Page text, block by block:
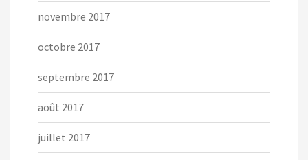
novembre 2017
octobre 2017
septembre 2017
août 2017
juillet 2017